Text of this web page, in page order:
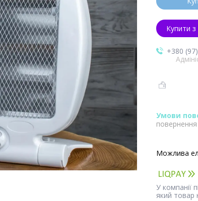
Купити з
+380
У компанії
який товар